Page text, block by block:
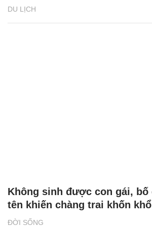
DU LỊCH
ĐỜI SỐNG
Không sinh được con gái, bố
tên khiến chàng trai khốn